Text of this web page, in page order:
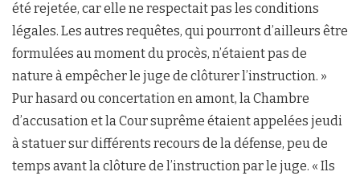
été rejetée, car elle ne respectait pas les conditions
légales. Les autres requêtes, qui pourront d’ailleurs être
formulées au moment du procès, n’étaient pas de
nature à empêcher le juge de clôturer l’instruction. »
Pur hasard ou concertation en amont, la Chambre
d’accusation et la Cour suprême étaient appelées jeudi
à statuer sur différents recours de la défense, peu de
temps avant la clôture de l’instruction par le juge. « Ils